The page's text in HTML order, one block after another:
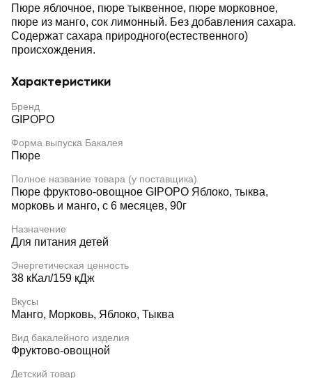
Пюре яблочное, пюре тыквенное, пюре морковное,
пюре из манго, сок лимонный. Без добавления сахара.
Содержат сахара природного(естественного)
происхождения.
Характеристики
Бренд
GIPOPO
Форма выпуска Бакалея
Пюре
Полное название товара (у поставщика)
Пюре фруктово-овощное GIPOPO Яблоко, тыква,
морковь и манго, с 6 месяцев, 90г
Назначение
Для питания детей
Энергетическая ценность
38 кКал/159 кДж
Вкусы
Манго, Морковь, Яблоко, Тыква
Вид бакалейного изделия
Фруктово-овощной
Детский товар